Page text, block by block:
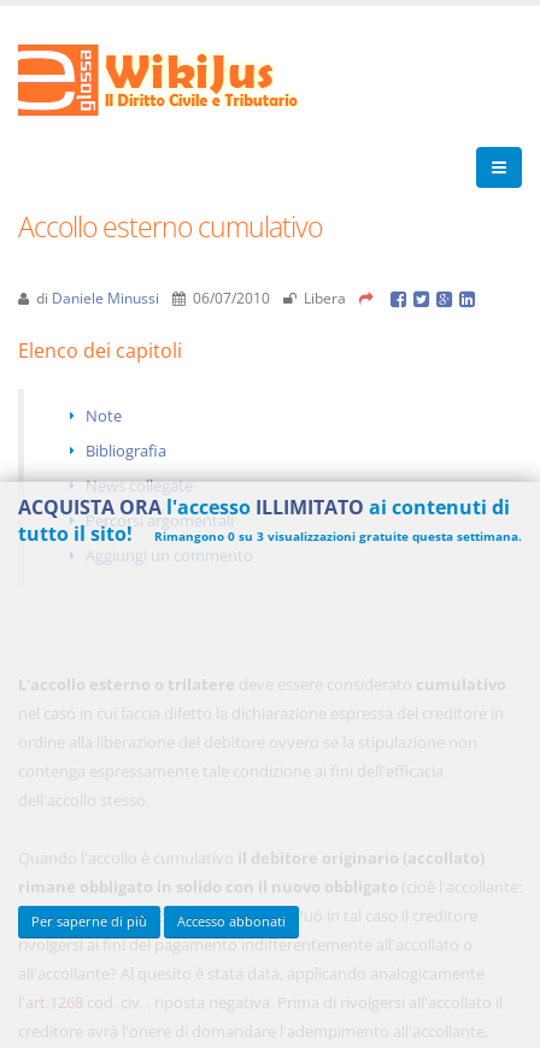
Accollo esterno cumulativo
di Daniele Minussi 06/07/2010 Libera
Elenco dei capitoli
Note
Bibliografia
News collegate
Percorsi argomentali
Aggiungi un commento
L'accollo esterno o trilatere deve essere considerato cumulativo
nel caso in cui faccia difetto la dichiarazione espressa del creditore in
ordine alla liberazione del debitore ovvero se la stipulazione non
contenga espressamente tale condizione ai fini dell'efficacia
dell'accollo stesso.
Quando l'accollo è cumulativo il debitore originario (accollato)
rimane obbligato in solido con il nuovo obbligato (cioè l'accollante:
cfr. III comma art. 1273cod. civ. )
. Può in tal caso il creditore
rivolgersi ai fini del pagamento indifferentemente all'accollato o
all'accollante? Al quesito è stata data, applicando analogicamente
l'art.1268 cod. civ. , riposta negativa. Prima di rivolgersi all'accollato il
creditore avrà l'onere di domandare l'adempimento all'accollante,
ACQUISTA ORA l'accesso ILLIMITATO ai contenuti di
tutto il sito!
Rimangono 0 su 3 visualizzazioni gratuite questa settimana.
Acquista ora
Per saperne di più Accesso abbonati